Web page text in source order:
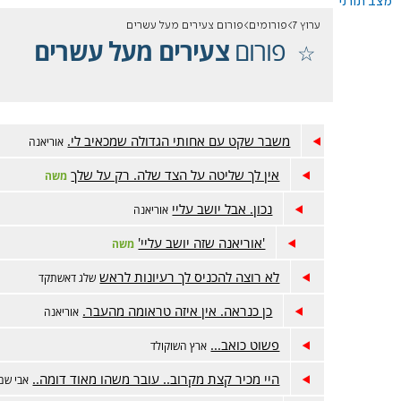
ערוץ 7 פורומים פורום צעירים מעל עשרים
פורוםצעירים מעל עשרים
משבר שקט עם אחותי הגדולה שמכאיב לי. אוריאנה
אין לך שליטה על הצד שלה. רק על שלך משה
נכון. אבל יושב עליי אוריאנה
'אוריאנה שזה יושב עליי' משה
לא רוצה להכניס לך רעיונות לראש שלג דאשתקד
כן כנראה. אין איזה טראומה מהעבר. אוריאנה
פשוט כואב... ארץ השוקולד
היי מכיר קצת מקרוב.. עובר משהו מאוד דומה.. אבי